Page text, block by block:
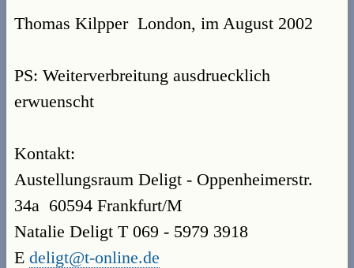
Thomas Kilpper  London, im August 2002
PS: Weiterverbreitung ausdruecklich
erwuenscht
Kontakt:
Austellungsraum Deligt - Oppenheimerstr.
34a  60594 Frankfurt/M
Natalie Deligt T 069 - 5979 3918
E deligt@t-online.de